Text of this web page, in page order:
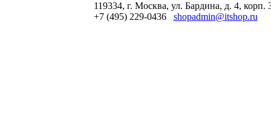
119334, г. Москва, ул. Бардина, д. 4, корп.
+7 (495) 229-0436 shopadmin@itshop.ru